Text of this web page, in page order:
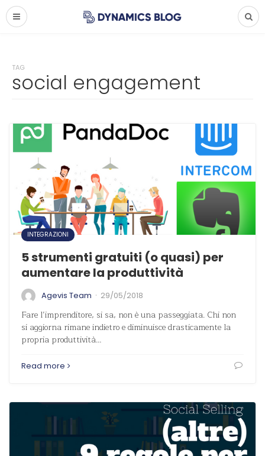
TAG
social engagement
INTEGRAZIONI
5 strumenti gratuiti (o quasi) per
aumentare la produttività
Agevis Team · 29/05/2018
Fare l’imprenditore, si sa, non è una passeggiata. Chi non
si aggiorna rimane indietro e diminuisce drasticamente la
propria produttività…
Read more